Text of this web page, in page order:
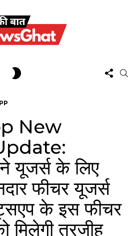
US
New
यूजर्स के लिए
फीचर यूजर्स
के इस फीचर
मिलेगी तरजीह